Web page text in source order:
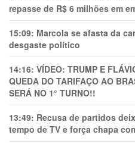
repasse de R$ 6 milhões em
15:09: Marcola se afasta da
desgaste político
14:16: VÍDEO: TRUMP E
QUEDA DO TARIFAÇO AO
SERÁ NO 1° TURNO!!
13:49: Recusa de partidos
tempo de TV e força chapa